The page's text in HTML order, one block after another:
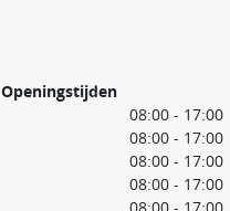
Openingstijden
08:00 - 17:00
08:00 - 17:00
08:00 - 17:00
08:00 - 17:00